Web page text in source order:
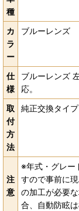
種
カ
ラ
ー
ブルーレンズ
仕
様
ブルーレンズ
応。
取
付
方
法
純正交換タイプ
注
意
※年式・グレー
すので事前に
の加工が必要
合、自動防眩